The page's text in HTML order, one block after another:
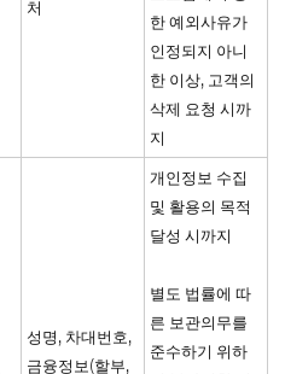
처
한 예외사유가
인정되지 아니
한 이상, 고객의
삭제 요청 시까
지
성명, 차대번호,
금융정보(할부,
개인정보 수집
및 활용의 목적
달성 시까지
별도 법률에 따
른 보관의무를
준수하기 위하